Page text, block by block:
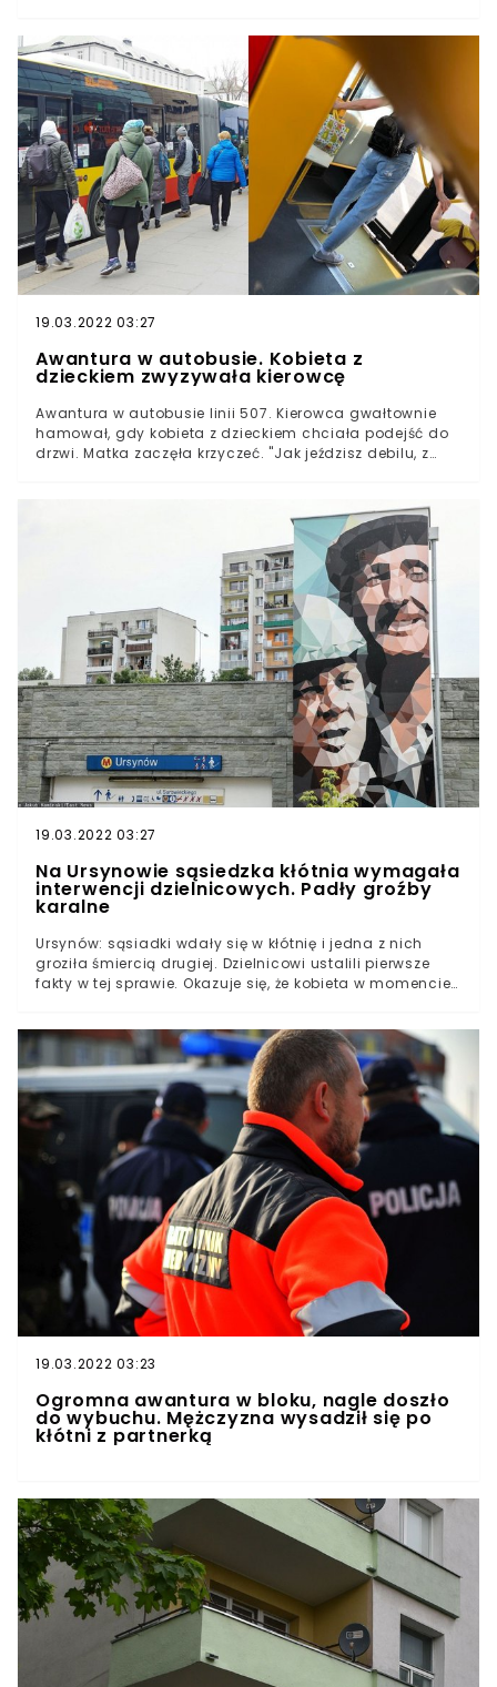
awanturze w jednym z domów jednorodzinnych około
godz. 6:00.- W wyniku zdarzenia poszkodowane zostały
trzy osoby, w tym dwie dziewczynki w wieku 7 i 9 lat. Jak
nie oficjalnie ustaliliśmy, dzieci miały poważne rany
cięte. Zostały w ciężkim stanie przetransportowane do
szpitala w Ciechanowie. Ucierpiała też ich 34-letnia
matka, jednak nie wymagała hospitalizacji - informują
dziennikarze portalu.Czekamy na Wasze informacje
19.03.2022 03:27
Awantura w autobusie. Kobieta z
dzieckiem zwyzywała kierowcę
Awantura w autobusie linii 507. Kierowca gwałtownie
hamował, gdy kobieta z dzieckiem chciała podejść do
drzwi. Matka zaczęła krzyczeć. "Jak jeździsz debilu, z
od czytelnika, który opowiedział o wydarzeniach, jakie
rozegrały się w stołecznej komunikacji miejskiej.
Autobus 507 o numerze bocznym 7334 jechał z
Gocławia w kierunku centrum. Przejeżdżając przed
rondo Romana Dmowskiego, mocno wyhamował.
19.03.2022 03:27
Na Ursynowie sąsiedzka kłótnia wymagała
interwencji dzielnicowych. Padły groźby
karalne
Ursynów: sąsiadki wdały się w kłótnię i jedna z nich
groziła śmiercią drugiej. Dzielnicowi ustalili pierwsze
fakty w tej sprawie. Okazuje się, że kobieta w momencie
doniesienia z Ursynowa. Sąsiedzka kłótnia mogła
zakończyć się prawdziwą tragedią.Dzielnicowi wezwani
zostali do awantury sąsiedzkiej. Interwencja służb
zakończyła agresywne zachowanie jednej z kobiet.
19.03.2022 03:23
Ogromna awantura w bloku, nagle doszło
do wybuchu. Mężczyzna wysadził się po
kłótni z partnerką